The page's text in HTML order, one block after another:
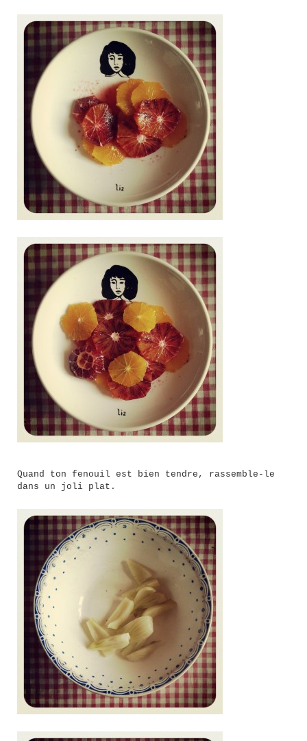
Quand ton fenouil est bien tendre, rassemble-le
dans un joli plat.